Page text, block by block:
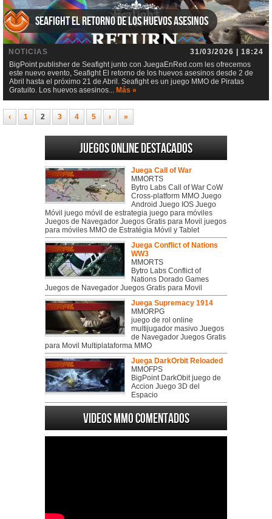
Seafight El retorno de los huevos asesinos
NOTICIAS
31/03/2026 | 18:24
BigPoint publisher de Seafight junto con JuegaEnRed.com les ofrecemos
este nuevo evento, Seafight El retorno de los huevos asesinos desde 2 de
Abril hasta el próximo 21 de Abril. Seafight es un juego MMO de Piratas
Gratuito. Los huevos asesinos... Más »
‹ 1 2 3 4 5 › »
Juegos online destacados
Juega Call of War
MMORTS
Bytro Labs Call of War CoW
Cross-platform MMO Juego
Android Juego IOS Juego
Móvil juego móvil de estrategia juego para móviles
Juegos de Navegador Juegos Gratis para Movil juegos
para móviles MMO de Estratégia Móvil y Tablet
Juega Conflict of Nations
WW3
MMORTS
Bytro Labs Conflict of
Nations Dorado Games
Juegos de Navegador Juegos Gratis para Movil
Juega Supremacy 1914
MMORPG
juego de rol online
multijugador masivo Juegos
de Navegador Juegos Gratis
para Movil Multiplataforma MMO
Juega DarkOrbit Reloaded
MMOFPS
BigPoint DarkObit juego de
Accion Juego 3D del
Espacio
Videos MMO Comentados